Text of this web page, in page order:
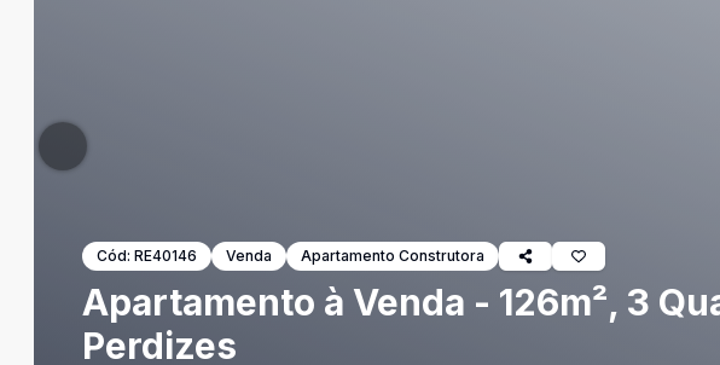
Cód: RE40146 Venda Apartamento Construtora
Apartamento à Venda - 126m², 3
Perdizes